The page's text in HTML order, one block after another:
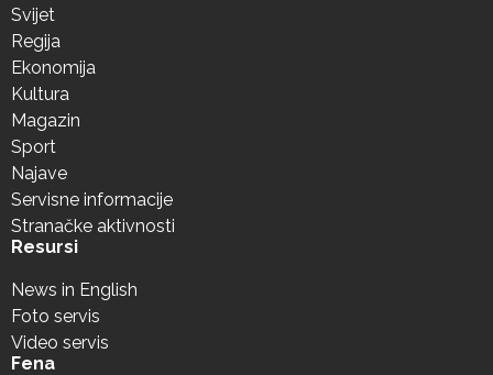
Svijet
Regija
Ekonomija
Kultura
Magazin
Sport
Najave
Servisne informacije
Stranačke aktivnosti
Resursi
News in English
Foto servis
Video servis
Fena